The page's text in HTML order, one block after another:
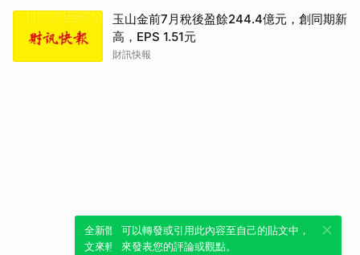
玉山金前7月稅後盈餘244.4億元，創同期新
高，EPS 1.51元
財訊快報
全新體驗！一鍵引用此內容，透過發布貼
文來輕鬆表達個人立場。
可以轉發或引用此內容至自己的貼文中，
來發表您的評論或觀點。